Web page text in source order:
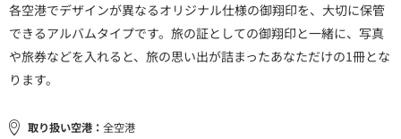
各空港でデザインが異なるオリジナル仕様の御翔印を、大切に保管
できるアルバムタイプです。旅の証としての御翔印と一緒に、写真
や旅券などを入れると、旅の思い出が詰まったあなただけの1冊とな
ります。
取り扱い空港： 全空港